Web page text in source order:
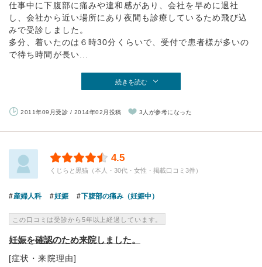
仕事中に下腹部に痛みや違和感があり、会社を早めに退社
し、会社から近い場所にあり夜間も診療しているため飛び込
みで受診しました。
多分、着いたのは６時30分くらいで、受付で患者様が多いの
で待ち時間が長い...
続きを読む
2011年09月受診 / 2014年02月投稿 3人が参考になった
4.5
くじらと黒猫（本人・30代・女性・掲載口コミ3件）
産婦人科 妊娠 下腹部の痛み（妊娠中）
この口コミは受診から5年以上経過しています。
妊娠を確認のため来院しました。
[症状・来院理由]